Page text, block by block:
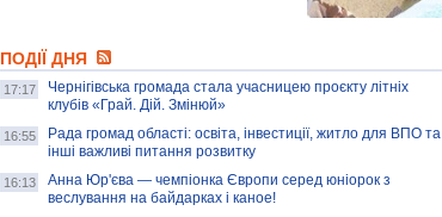
колекцію про війну, емоції та тварин
AB InBev Efes Україна підтримала
навчальний проєкт "Молодіжна бізнес-
школа", спрямований на розвиток
підприємництва у Чернігівській області
ПОДІЇ ДНЯ
17:17
Чернігівська громада стала учасницею проєкту літніх
клубів «Грай. Дій. Змінюй»
16:55
Рада громад області: освіта, інвестиції, житло для ВПО та
інші важливі питання розвитку
16:13
Анна Юр'єва — чемпіонка Європи серед юніорок з
веслування на байдарках і каное!